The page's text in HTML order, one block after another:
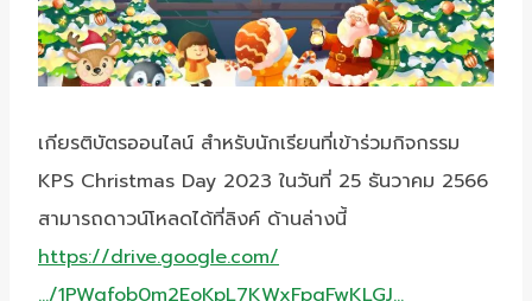
เกียรติบัตรออนไลน์ สำหรับนักเรียนที่เข้าร่วมกิจกรรม
KPS Christmas Day 2023 ในวันที่ 25 ธันวาคม 2566
สามารถดาวน์โหลดได้ที่ลิงค์ ด้านล่างนี้
https://drive.google.com/
…/1PWgfob0m2EoKpL7KWxFpgFwKLGJ…